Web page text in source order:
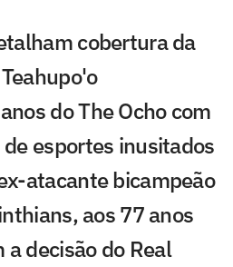
cobertura da
do The Ocho com
esportes inusitados
atacante bicampeão
aos 77 anos
a decisão do Real